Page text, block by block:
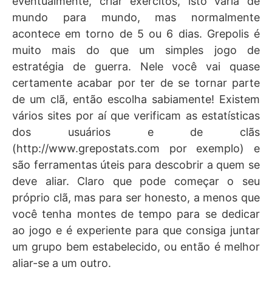
mundo para mundo, mas normalmente
acontece em torno de 5 ou 6 dias. Grepolis é
muito mais do que um simples jogo de
estratégia de guerra. Nele você vai quase
certamente acabar por ter de se tornar parte
de um clã, então escolha sabiamente! Existem
vários sites por aí que verificam as estatísticas
dos usuários e de clãs
(http://www.grepostats.com por exemplo) e
são ferramentas úteis para descobrir a quem se
deve aliar. Claro que pode começar o seu
próprio clã, mas para ser honesto, a menos que
você tenha montes de tempo para se dedicar
ao jogo e é experiente para que consiga juntar
um grupo bem estabelecido, ou então é melhor
aliar-se a um outro.